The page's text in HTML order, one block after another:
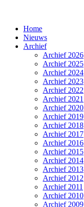
Home
Nieuws
Archief
Archief 2026
Archief 2025
Archief 2024
Archief 2023
Archief 2022
Archief 2021
Archief 2020
Archief 2019
Archief 2018
Archief 2017
Archief 2016
Archief 2015
Archief 2014
Archief 2013
Archief 2012
Archief 2011
Archief 2010
Archief 2009